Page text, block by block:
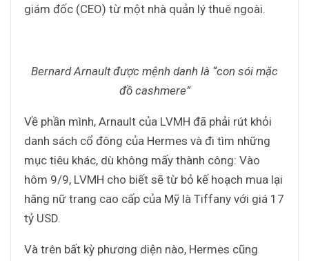
giám đốc (CEO) từ một nhà quản lý thuê ngoài.
Bernard Arnault được mệnh danh là “con sói mặc
đồ cashmere”
Về phần mình, Arnault của LVMH đã phải rút khỏi
danh sách cổ đông của Hermes và đi tìm những
mục tiêu khác, dù không mấy thành công: Vào
hôm 9/9, LVMH cho biết sẽ từ bỏ kế hoạch mua lại
hãng nữ trang cao cấp của Mỹ là Tiffany với giá 17
tỷ USD.
Và trên bất kỳ phương diện nào, Hermes cũng